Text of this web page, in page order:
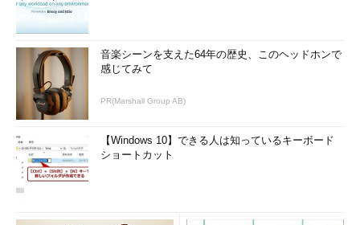
音楽シーンを支えた64年の歴史、このヘッドホンで
感じてみて
PR(Marshall Group AB)
【Windows 10】できる人は知っているキーボード
ショートカット